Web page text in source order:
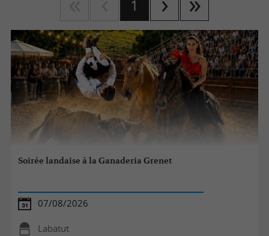
1
Soirée landaise à la Ganaderia Grenet
07/08/2026
Labatut